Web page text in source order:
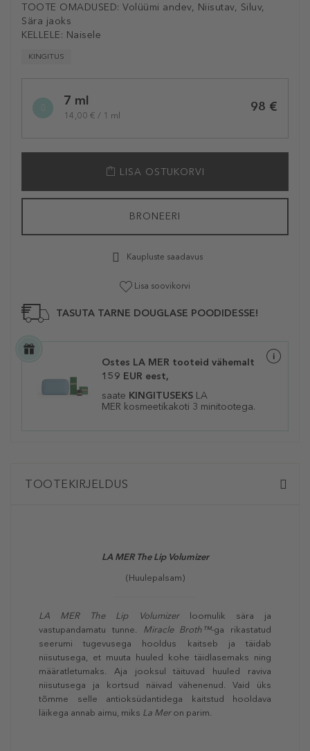
TOOTE OMADUSED: Volüümi andev, Niisutav, Siluv,
Sära jaoks
KELLELE: Naisele
KINGITUS
variation7 ml
14,00 € / 1 ml
98 €
LISA OSTUKORVI
BRONEERI
Kaupluste saadavus
Lisa soovikorvi
TASUTA TARNE DOUGLASE POODIDESSE!
Ostes LA MER tooteid vähemalt
159 EUR eest,
saate KINGITUSEKS LA
MER kosmeetikakoti 3 minitootega.
TOOTEKIRJELDUS
LA MERThe Lip Volumizer
(Huulepalsam)
LA MERThe Lip Volumizerloomulik sära ja
vastupandamatu tunne. Miracle Broth™-ga rikastatud
seerumi tugevusega hooldus kaitseb ja täidab
niisutusega, et muuta huuled kohe täidlasemaks ning
määratletumaks. Aja jooksul täituvad huuled raviva
niisutusega ja kortsud näivad vähenenud. Vaid üks
tõmme selle antioksüdantidega kaitstud hooldava
läikega annab aimu, miks La Meron parim.